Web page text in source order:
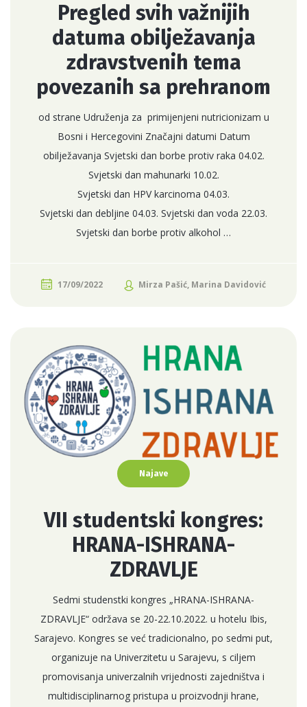
Pregled svih važnijih
datuma obilježavanja
zdravstvenih tema
povezanih sa prehranom
od strane Udruženja za primijenjeni nutricionizam u
Bosni i Hercegovini Značajni datumi Datum
obilježavanja Svjetski dan borbe protiv raka 04.02.
Svjetski dan mahunarki 10.02.
Svjetski dan HPV karcinoma 04.03.
Svjetski dan debljine 04.03. Svjetski dan voda 22.03.
Svjetski dan borbe protiv alkohol …
17/09/2022 Mirza Pašić, Marina Davidović
Najave
VII studentski kongres:
HRANA-ISHRANA-
ZDRAVLJE
Sedmi studenstki kongres „HRANA-ISHRANA-
ZDRAVLJE“ održava se 20-22.10.2022. u hotelu Ibis,
Sarajevo. Kongres se već tradicionalno, po sedmi put,
organizuje na Univerzitetu u Sarajevu, s ciljem
promovisanja univerzalnih vrijednosti zajedništva i
multidisciplinarnog pristupa u proizvodnji hrane,